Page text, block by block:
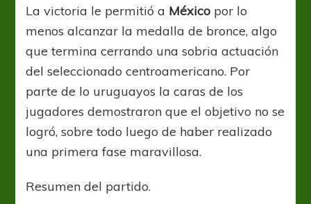
La victoria le permitió a México por lo
menos alcanzar la medalla de bronce, algo
que termina cerrando una sobria actuación
del seleccionado centroamericano. Por
parte de lo uruguayos la caras de los
jugadores demostraron que el objetivo no se
logró, sobre todo luego de haber realizado
una primera fase maravillosa.
Resumen del partido.